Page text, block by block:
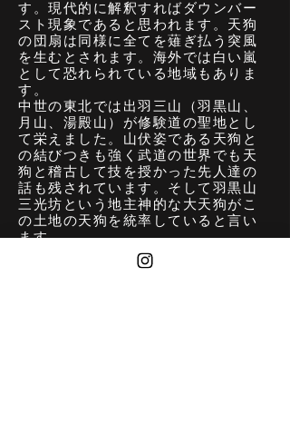
す。現代的に解釈すればダウンバー
スト現象であると思われます。天狗
の団扇は同様に全てを薙ぎ払う突風
を生むとされます。海外では白い嵐
として恐れられている地域もありま
す。
中世の東北では出羽三山（羽黒山、
月山、湯殿山）が修験道の聖地とし
て栄えました。山伏姿である天狗と
の結びつきも強く武道の世界でも天
狗と稽古して技を授かった先人達の
話も残されています。そして羽黒山
三光坊という地主神的な大天狗がこ
の土地の天狗を統率していると言い
ます。
​ネンチンタンゴラ ＜